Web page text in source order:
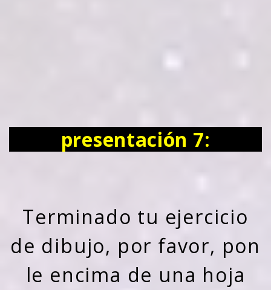
presentación 7:
Terminado tu ejercicio
de dibujo, por favor, pon
le encima de una hoja